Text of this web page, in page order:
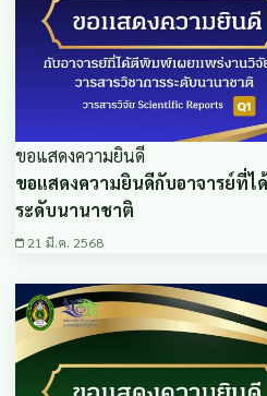
ขอแสดงความยินดี
ขอแสดงความยินดีกับอาจารย์ที่
ระดับนานาชาติ
21 มี.ค. 2568